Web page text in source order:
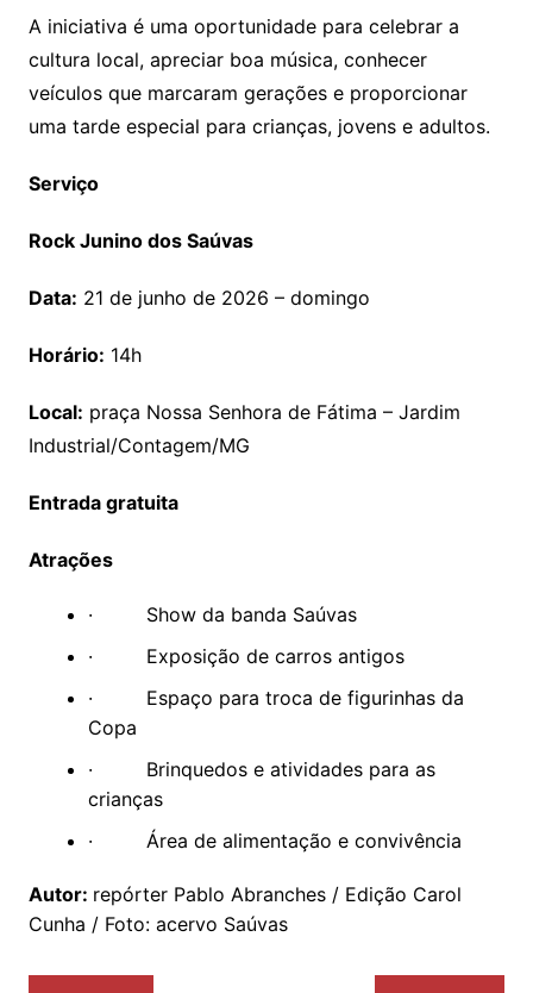
A iniciativa é uma oportunidade para celebrar a
cultura local, apreciar boa música, conhecer
veículos que marcaram gerações e proporcionar
uma tarde especial para crianças, jovens e adultos.
Serviço
Rock Junino dos Saúvas
Data: 21 de junho de 2026 – domingo
Horário: 14h
Local: praça Nossa Senhora de Fátima – Jardim
Industrial/Contagem/MG
Entrada gratuita
Atrações
· Show da banda Saúvas
· Exposição de carros antigos
· Espaço para troca de figurinhas da
Copa
· Brinquedos e atividades para as
crianças
· Área de alimentação e convivência
Autor: repórter Pablo Abranches / Edição Carol
Cunha / Foto: acervo Saúvas